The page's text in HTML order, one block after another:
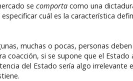
se comportacomo una
cuál es la característica
muchas o pocas, personas
coacción, si se supone que el
del Estado sería algo irrelevante